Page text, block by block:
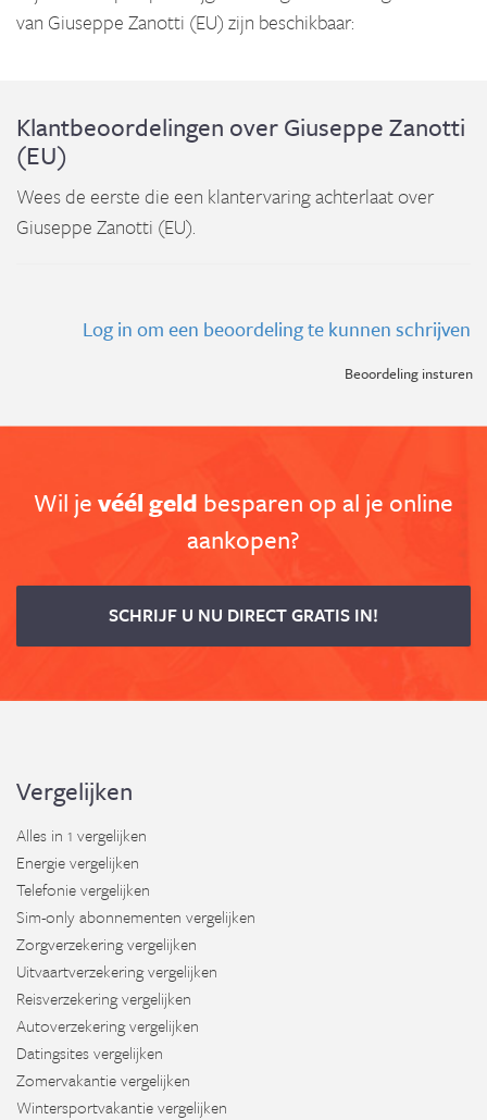
van Giuseppe Zanotti (EU) zijn beschikbaar:
Klantbeoordelingen over Giuseppe Zanotti
(EU)
Wees de eerste die een klantervaring achterlaat over
Giuseppe Zanotti (EU).
Log in om een beoordeling te kunnen schrijven
Beoordeling insturen
Wil jevéél geld besparen op al je online
aankopen?
SCHRIJF U NU DIRECT GRATIS IN!
Vergelijken
Alles in 1 vergelijken
Energie vergelijken
Telefonie vergelijken
Sim-only abonnementen vergelijken
Zorgverzekering vergelijken
Uitvaartverzekering vergelijken
Reisverzekering vergelijken
Autoverzekering vergelijken
Datingsites vergelijken
Zomervakantie vergelijken
Wintersportvakantie vergelijken